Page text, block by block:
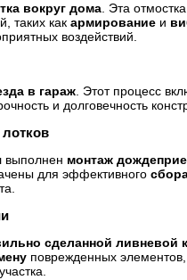
вокруг дома . Эта
таких как армирование и
воздействий.
в гараж . Этот процесс
и долговечность
выполнен монтаж
для эффективного
сделанной ливневой
поврежденных